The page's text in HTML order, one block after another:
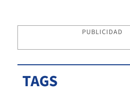
PUBLICIDAD
TAGS